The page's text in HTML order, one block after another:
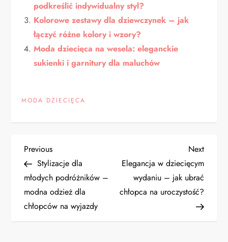
podkreślić indywidualny styl?
Kolorowe zestawy dla dziewczynek – jak
łączyć różne kolory i wzory?
Moda dziecięca na wesela: eleganckie
sukienki i garnitury dla maluchów
MODA DZIECIĘCA
N
a
w
Previous
Post
Previous
Stylizacje dla
młodych podróżników –
modna odzież dla
chłopców na wyjazdy
Next
Post
Next
Elegancja w dziecięcym
wydaniu – jak ubrać
chłopca na uroczystość?